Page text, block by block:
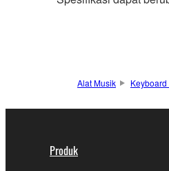
Alat Musik
Produk